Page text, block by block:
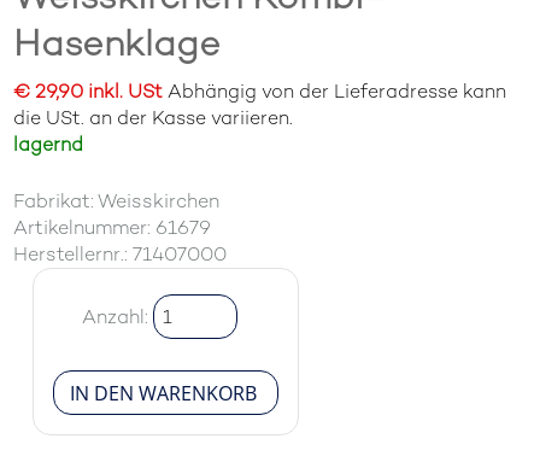
Hasenklage
€ 29,90 inkl. UStAbhängig von der Lieferadresse kann
die USt. an der Kasse variieren.
lagernd
Fabrikat: Weisskirchen
Artikelnummer: 61679
Herstellernr.: 71407000
Anzahl: